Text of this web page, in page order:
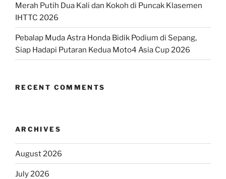
Merah Putih Dua Kali dan Kokoh di Puncak Klasemen
IHTTC 2026
Pebalap Muda Astra Honda Bidik Podium di Sepang,
Siap Hadapi Putaran Kedua Moto4 Asia Cup 2026
RECENT COMMENTS
ARCHIVES
August 2026
July 2026